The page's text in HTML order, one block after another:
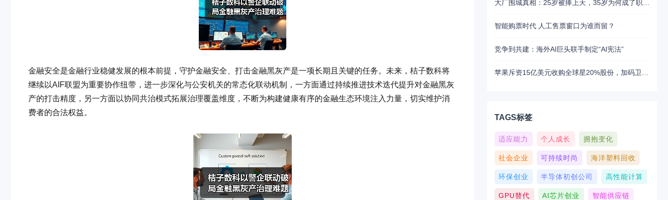
金融安全是金融行业稳健发展的根本前提，守护金融安全、打击金融黑灰产是一项长期且关键的任务。未来，桔子数科将
继续以AIF联盟为重要协作纽带，进一步深化与公安机关的常态化联动机制，一方面通过持续推进技术迭代提升对金融黑灰
产的打击精度，另一方面以协同共治模式拓展治理覆盖维度，不断为构建健康有序的金融生态环境注入力量，切实维护消
费者的合法权益。
智能购票时代 人工售票窗口为谁而留？
竞争到共建：海外AI巨头联手制定“AI宪法”
TAGS标签
适应能力 个人成长 拥抱变化
社会企业 可持续时尚 海洋塑料回收
环保创业 半导体初创公司 高性能计算
GPU替代 AI芯片创业 智能供应链